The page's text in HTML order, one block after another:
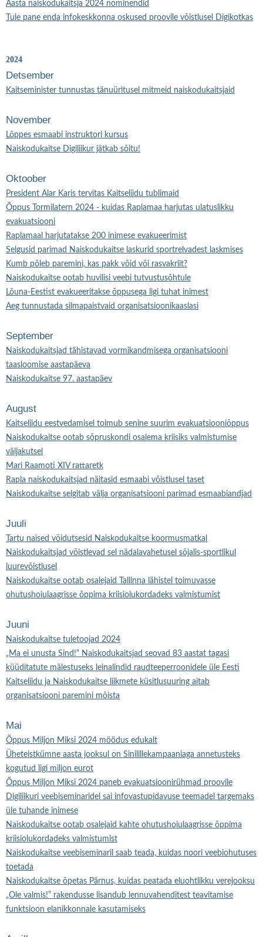
Aasta naiskodukaitsja 2024 nominendid
Tule pane enda infokeskkonna oskused proovile võistlusel Digikotkas
2024
Detsember
Kaitseminister tunnustas tänuüritusel mitmeid naiskodukaitsjaid
November
Lõppes esmaabi instruktori kursus
Naiskodukaitse Digiliikur jätkab sõitu!
Oktoober
President Alar Karis tervitas Kaitseliidu tublimaid
Õppus Tormilatern 2024 - kuidas Raplamaa harjutas ulatuslikku
evakuatsiooni
Raplamaal harjutatakse 200 inimese evakueerimist
Selgusid parimad Naiskodukaitse laskurid sportrelvadest laskmises
Kumb põleb paremini, kas pakk võid või rasvakriit?
Naiskodukaitse ootab huvilisi veebi tutvustusõhtule
Lõuna-Eestist evakueeritakse õppusega ligi tuhat inimest
Aeg tunnustada silmapaistvaid organisatsioonikaaslasi
September
Naiskodukaitsjad tähistavad vormikandmisega organisatsiooni
taasloomise aastapäeva
Naiskodukaitse 97. aastapäev
August
Kaitseliidu eestvedamisel toimub senine suurim evakuatsiooniõppus
Naiskodukaitse ootab sõpruskondi osalema kriisiks valmistumise
väljakutsel
Mari Raamoti XIV rattaretk
Rapla naiskodukaitsjad näitasid esmaabi võistlusel taset
Naiskodukaitse selgitab välja organisatsiooni parimad esmaabiandjad
Juuli
Tartu naised võidutsesid Naiskodukaitse koormusmatkal
Naiskodukaitsjad võistlevad sel nädalavahetusel sõjalis-sportlikul
luurevõistlusel
Naiskodukaitse ootab osalejaid Tallinna lähistel toimuvasse
ohutushoiulaagrisse õppima kriisiolukordadeks valmistumist
Juuni
Naiskodukaitse tuletoojad 2024
„Ma ei unusta Sind!“ Naiskodukaitsjad seovad 83 aastat tagasi
küüditatute mälestuseks leinalindid raudteeperroonidele üle Eesti
Kaitseliidu ja Naiskodukaitse liikmete küsitlusuuring aitab
organisatsiooni paremini mõista
Mai
Õppus Miljon Miksi 2024 möödus edukalt
Üheteistkümne aasta jooksul on Sinilillekampaaniaga annetusteks
kogutud ligi miljon eurot
Õppus Miljon Miksi 2024 paneb evakuatsioonirühmad proovile
Digiliikuri veebiseminaridel sai infovastupidavuse teemadel targemaks
üle tuhande inimese
Naiskodukaitse ootab osalejaid kahte ohutushoiulaagrisse õppima
kriisiolukordadeks valmistumist
Naiskodukaitse veebiseminaril saab teada, kuidas noori veebiohutuses
toetada
Naiskodukaitse õpetas Pärnus, kuidas peatada eluohtlikku verejooksu
„Ole valmis!” rakendusse lisandub lennuvahenditest teavitamise
funktsioon elanikkonnale kasutamiseks